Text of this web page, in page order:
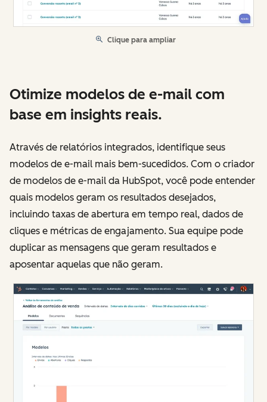
Clique para ampliar
Otimize modelos de e-mail com
base em insights reais.
Através de relatórios integrados, identifique seus
modelos de e-mail mais bem-sucedidos. Com o criador
de modelos de e-mail da HubSpot, você pode entender
quais modelos geram os resultados desejados,
incluindo taxas de abertura em tempo real, dados de
cliques e métricas de engajamento. Sua equipe pode
duplicar as mensagens que geram resultados e
aposentar aquelas que não geram.